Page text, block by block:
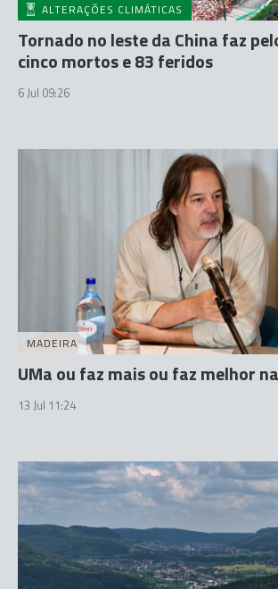
ALTERAÇÕES CLIMÁTICAS
Tornado no leste da China faz
cinco mortos e 83 feridos
6 Jul 09:26
MADEIRA
UMa ou faz mais ou faz melhor
13 Jul 11:24